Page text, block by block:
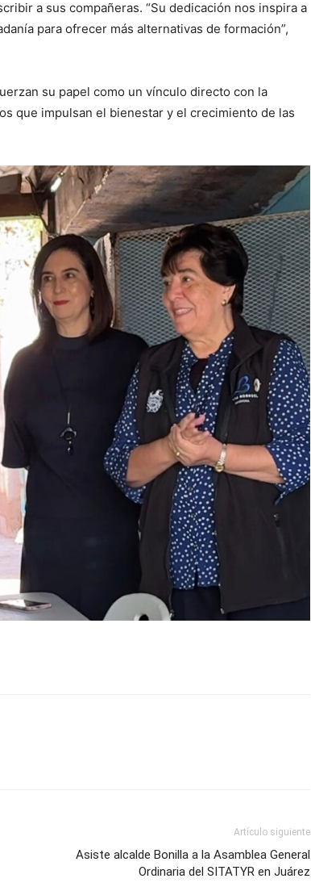
a sus compañeras. “Su dedicación nos inspira a
para ofrecer más alternativas de formación”,
su papel como un vínculo directo con la
que impulsan el bienestar y el crecimiento de las
Artículo siguiente
Asiste alcalde Bonilla a la Asamblea General
Ordinaria del SITATYR en Juárez